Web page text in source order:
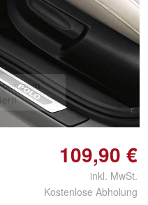
zum
109,90 €
inkl. MwSt.
Kostenlose Abholung